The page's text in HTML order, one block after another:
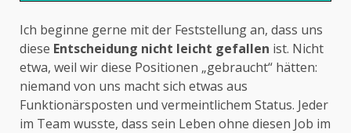
Ich beginne gerne mit der Feststellung an, dass uns
diese Entscheidung nicht leicht gefallen ist. Nicht
etwa, weil wir diese Positionen „gebraucht“ hätten:
niemand von uns macht sich etwas aus
Funktionärsposten und vermeintlichem Status. Jeder
im Team wusste, dass sein Leben ohne diesen Job im